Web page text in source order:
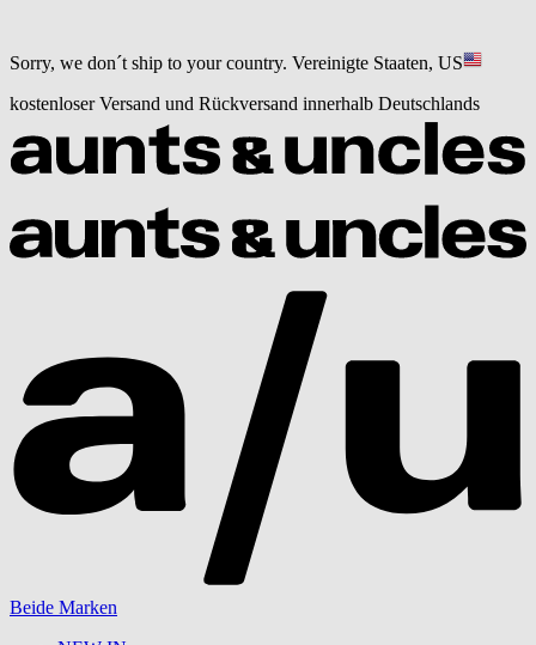
Sorry, we don´t ship to your country. Vereinigte Staaten, US
kostenloser Versand und Rückversand innerhalb Deutschlands
Beide Marken